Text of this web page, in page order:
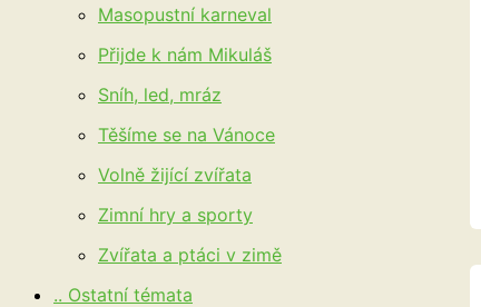
Masopustní karneval
Přijde k nám Mikuláš
Sníh, led, mráz
Těšíme se na Vánoce
Volně žijící zvířata
Zimní hry a sporty
Zvířata a ptáci v zimě
.. Ostatní témata